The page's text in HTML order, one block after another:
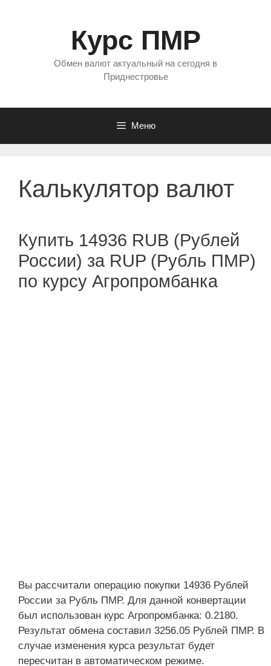
Курс ПМР
Обмен валют актуальный на сегодня в
Приднестровье
Меню
Калькулятор валют
Купить 14936 RUB (Рублей
России) за RUP (Рубль ПМР)
по курсу Агропромбанка
Вы рассчитали операцию покупки 14936 Рублей
России за Рубль ПМР. Для данной конвертации
был использован курс Агропромбанка: 0.2180.
Результат обмена составил 3256.05 Рублей ПМР. В
случае изменения курса результат будет
пересчитан в автоматическом режиме.